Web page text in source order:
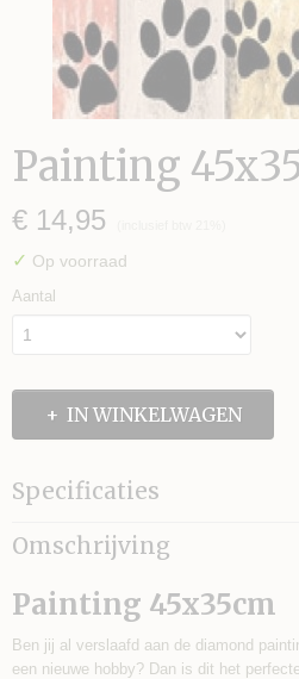
Painting
€ 14,95
✓ Op voorraad
Aantal
IN WINKELWAGEN
Specificaties
EAN code
8719978854035
Omschrijving
Painting 45x35cm
Ben jij al verslaafd aan de diamond
een nieuwe hobby? Dan is dit het